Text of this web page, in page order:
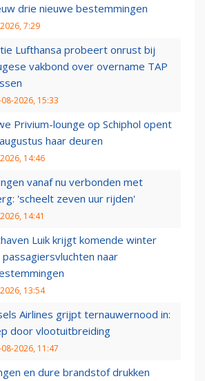
drie nieuwe bestemmingen
7:29
Lufthansa probeert onrust bij
vakbond over overname TAP
2026, 15:33
Privium-lounge op Schiphol opent
haar deuren
14:46
vanaf nu verbonden met
'scheelt zeven uur rijden'
14:41
Luik krijgt komende winter
naar
13:54
Airlines grijpt ternauwernood in:
door vlootuitbreiding
2026, 11:47
en dure brandstof drukken